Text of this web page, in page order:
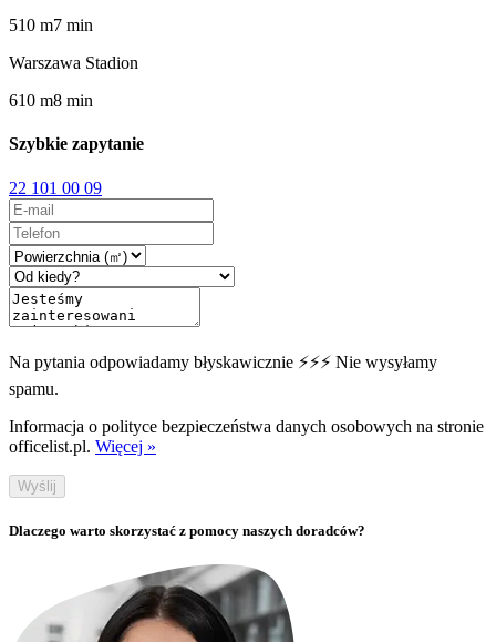
510 m7 min
Warszawa Stadion
610 m8 min
Szybkie zapytanie
22 101 00 09
Na pytania odpowiadamy błyskawicznie ⚡⚡⚡ Nie wysyłamy
spamu.
Informacja o polityce bezpieczeństwa danych osobowych na stronie
officelist.pl. Więcej »
Wyślij
Dlaczego warto skorzystać z pomocy naszych doradców?